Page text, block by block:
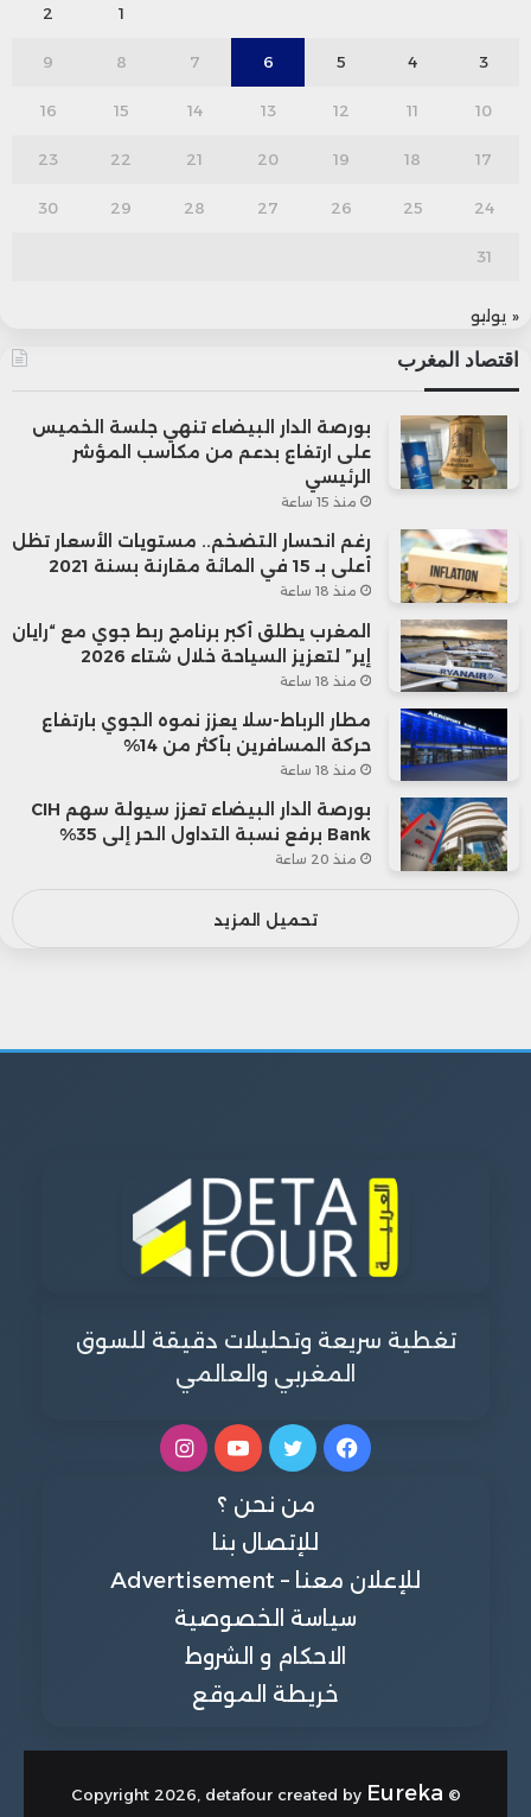
1
2
3
4
5
6
7
8
9
10
11
12
13
14
15
16
17
18
19
20
21
22
23
24
25
26
27
28
29
30
31
« يوليو
اقتصاد المغرب
بورصة الدار البيضاء تنهي جلسة الخميس
على ارتفاع بدعم من مكاسب المؤشر
الرئيسي
منذ 15 ساعة
رغم انحسار التضخم.. مستويات الأسعار تظل
أعلى بـ 15 في المائة مقارنة بسنة 2021
منذ 18 ساعة
المغرب يطلق أكبر برنامج ربط جوي مع “رايان
إير” لتعزيز السياحة خلال شتاء 2026
منذ 18 ساعة
مطار الرباط-سلا يعزز نموه الجوي بارتفاع
حركة المسافرين بأكثر من 14%
منذ 18 ساعة
بورصة الدار البيضاء تعزز سيولة سهم CIH
Bank برفع نسبة التداول الحر إلى 35%
منذ 20 ساعة
تحميل المزيد
تغطية سريعة وتحليلات دقيقة للسوق
المغربي والعالمي
فيسبوكتويتر يوتيوبانستقرام
من نحن ؟
للإتصال بنا
للإعلان معنا – Advertisement
سياسة الخصوصية
الاحكام و الشروط
خريطة الموقع
© Copyright 2026, detafour created by
Eureka